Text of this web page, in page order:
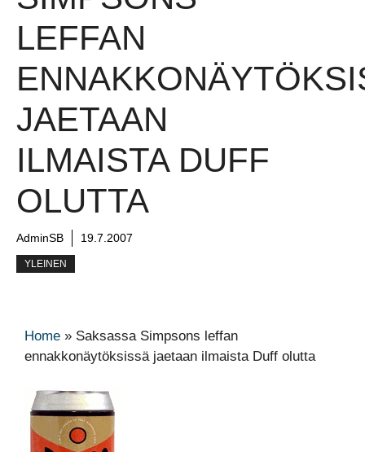
LEFFAN
JAETAAN
ILMAISTA DUFF
OLUTTA
AdminSB 19.7.2007
YLEINEN
Home » Saksassa Simpsons leffan
ennakkonäytöksissä jaetaan ilmaista Duff olutta